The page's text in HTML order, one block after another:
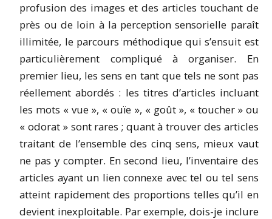
profusion des images et des articles touchant de
près ou de loin à la perception sensorielle paraît
illimitée, le parcours méthodique qui s’ensuit est
particulièrement compliqué à organiser. En
premier lieu, les sens en tant que tels ne sont pas
réellement abordés : les titres d’articles incluant
les mots « vue », « ouïe », « goût », « toucher » ou
« odorat » sont rares ; quant à trouver des articles
traitant de l’ensemble des cinq sens, mieux vaut
ne pas y compter. En second lieu, l’inventaire des
articles ayant un lien connexe avec tel ou tel sens
atteint rapidement des proportions telles qu’il en
devient inexploitable. Par exemple, dois-je inclure